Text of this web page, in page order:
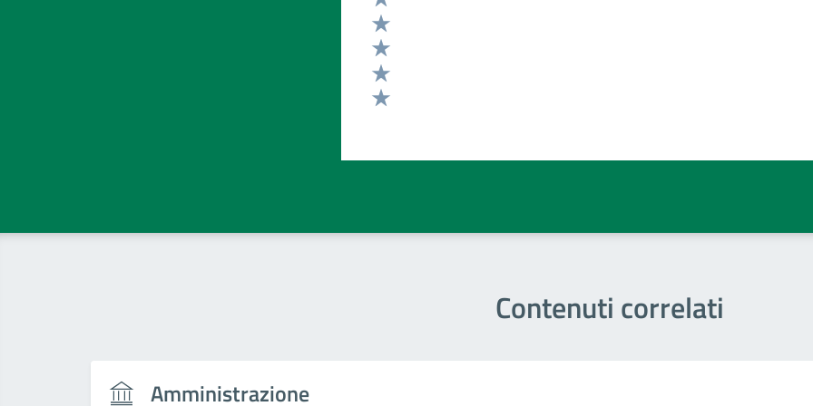
Valuta 5 stelle su 5
Valuta 4 stelle su 5
Valuta 3 stelle su 5
Valuta 2 stelle su 5
Contenuti correlati
Amministrazione